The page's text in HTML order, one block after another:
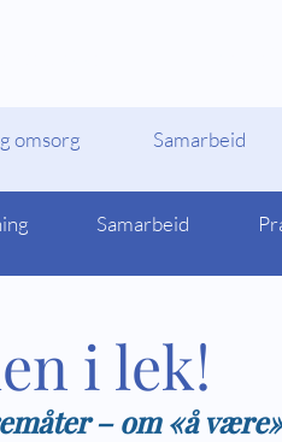
omsorg Samarbeid
Samarbeid
i lek!
– om «å